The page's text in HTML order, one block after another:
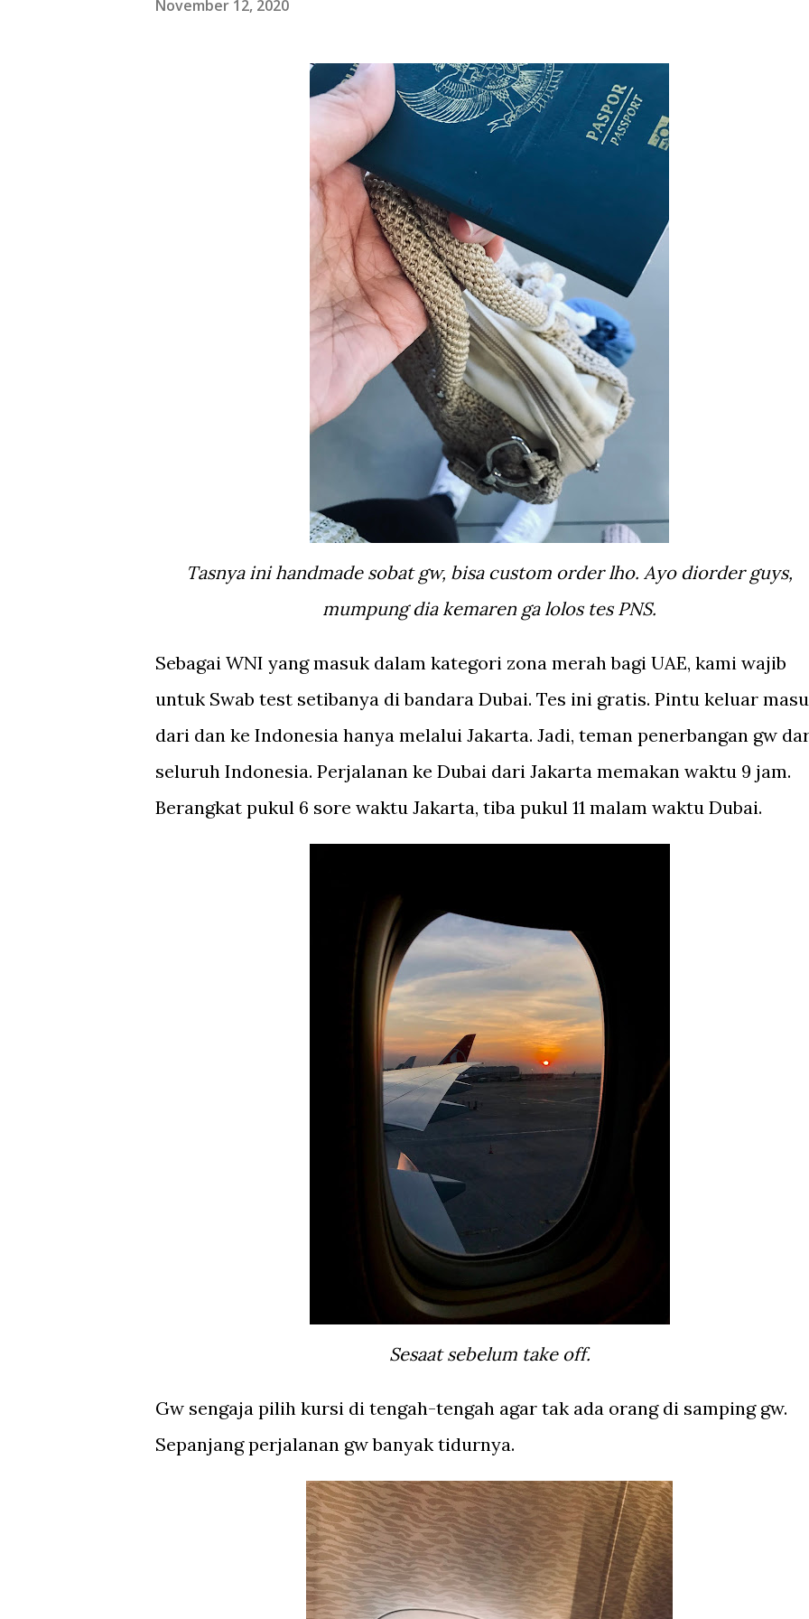
November 12, 2020
Tasnya ini handmade sobat gw, bisa custom order lho. Ayo diorder guys,
mumpung dia kemaren ga lolos tes PNS.
Sebagai WNI yang masuk dalam kategori zona merah bagi UAE, kami wajib
untuk Swab test setibanya di bandara Dubai. Tes ini gratis. Pintu keluar
dari dan ke Indonesia hanya melalui Jakarta. Jadi, teman penerbangan gw
seluruh Indonesia. Perjalanan ke Dubai dari Jakarta memakan waktu 9 jam.
Berangkat pukul 6 sore waktu Jakarta, tiba pukul 11 malam waktu Dubai.
Sesaat sebelum take off.
Gw sengaja pilih kursi di tengah-tengah agar tak ada orang di samping gw.
Sepanjang perjalanan gw banyak tidurnya.